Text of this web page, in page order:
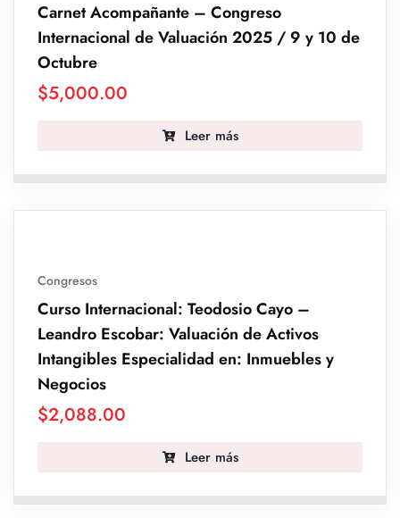
Carnet Acompañante – Congreso
Internacional de Valuación 2025 / 9 y 10 de
Octubre
$5,000.00
Leer más
Congresos
Curso Internacional: Teodosio Cayo –
Leandro Escobar: Valuación de Activos
Intangibles Especialidad en: Inmuebles y
Negocios
$2,088.00
Leer más